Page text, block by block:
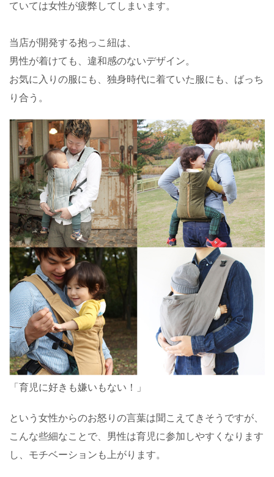
ていては女性が疲弊してしまいます。
当店が開発する抱っこ紐は、
男性が着けても、違和感のないデザイン。
お気に入りの服にも、独身時代に着ていた服にも、ばっち
り合う。
「育児に好きも嫌いもない！」
という女性からのお怒りの言葉は聞こえてきそうですが、
こんな些細なことで、男性は育児に参加しやすくなります
し、モチベーションも上がります。